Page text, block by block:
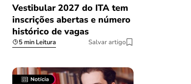
Achei muito rápido,
Comentário retirado da nossa
Vestibular 2027 do ITA tem
inscrições abertas e número
histórico de vagas
5 min Leitura Salvar artigo